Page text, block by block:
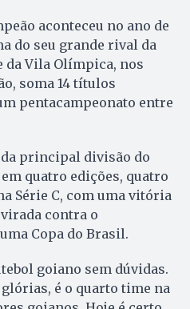
aconteceu no ano de
do seu grande rival da
da Vila Olímpica, nos
soma 14 títulos
pentacampeonato entre
principal divisão do
quatro edições, quatro
Série C, com uma vitória
contra o
Copa do Brasil.
goiano sem dúvidas.
é o quarto time na